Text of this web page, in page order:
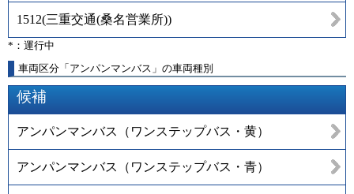
1512(三重交通(桑名営業所))
*：運行中
車両区分「アンパンマンバス」の車両種別
候補
アンパンマンバス（ワンステップバス・黄）
アンパンマンバス（ワンステップバス・青）